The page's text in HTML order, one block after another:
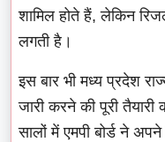
शामिल होते हैं, लेकिन
लगती है।
इस बार भी मध्य प्रदेश
जारी करने की पूरी
सालों में एमपी बोर्ड ने